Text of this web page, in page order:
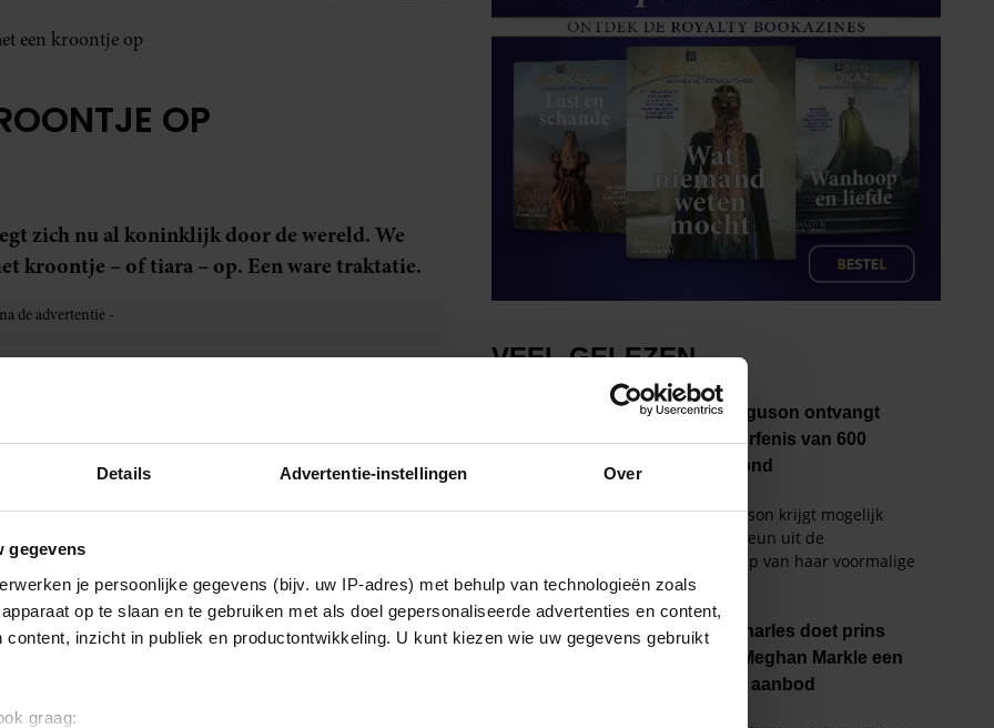
Details Advertentie-instellingen Over
gegevens
je persoonlijke gegevens (bijv. uw IP-adres) met behulp van technologieën zoals
op te slaan en te gebruiken met als doel gepersonaliseerde advertenties en content,
content, inzicht in publiek en productontwikkeling. U kunt kiezen wie uw gegevens gebruikt
graag:
een kroontje op
OP
zich nu al koninklijk door de wereld. We
kroontje – of tiara – op. Een ware traktatie.
eigenlijk al praktisch als een koningin. Wij zijn
daadwerkelijke koninginschap.
waarop ze een prachtige koninklijke tiara
DE UITREIKING VAN NOBEL-
27 JAAR OUD.